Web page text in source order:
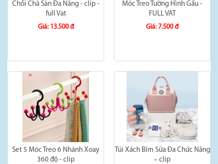
Chổi Chà Sàn Đa Năng - clip -
full Vat
Giá: 13.500 đ
Móc Treo Tường Hình Gấu -
FULL VAT
Giá: 7.500 đ
Set 5 Móc Treo 6 Nhánh Xoay
360 độ - clip
Túi Xách Bỉm Sữa Đa Chức Năng
– clip